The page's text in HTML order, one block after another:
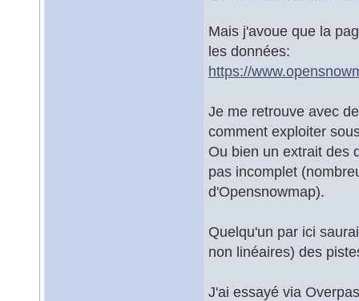
Mais j'avoue que la
les données:
https://
Je me retrouve avec
comment exploiter
Ou bien un extrait des
pas incomplet
d'Opensnowmap).
Quelqu'un par ici
non linéaires) des
J'ai essayé via